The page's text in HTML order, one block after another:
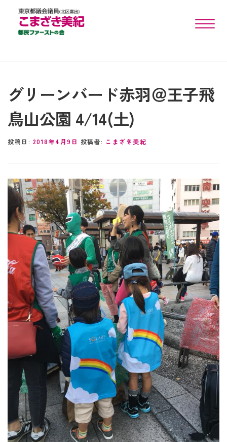
toggle
グリーンバード赤羽＠王子飛
鳥山公園 4/14(土)
投稿日: 2018年4月9日 投稿者: こまざき美紀